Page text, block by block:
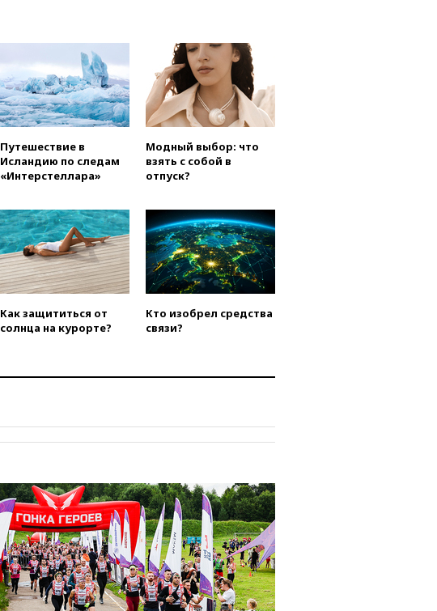
Российский
режиссер Кирилл Соколов
снимет триллер для Netflix
вчера, 22:20
Турция призвала
к мораторию на удары по
вчера, 21:43Экс-
суда Венгрии согласился стать
президентом республики
вчера, 20:58Финляндия
введет экзамен для
претендентов на получение
гражданства
вчера, 20:12 Минобороны
Болгарии: упавший в стране
Ормузе
хранилищах достиг
антирекорда
вчера, 18:25ТАСС: Уиткофф и
Кушнер могут вскоре посетить
Москву и Киев
вчера, 17:43«Тиса» выдвинула
экс-председателя Верховного
суда на пост президента
Путешествие в
Исландию по следам
«Интерстеллара»
Модный выбор: что
взять с собой в
отпуск?
Как защититься от
солнца на курорте?
Кто изобрел средства
связи?